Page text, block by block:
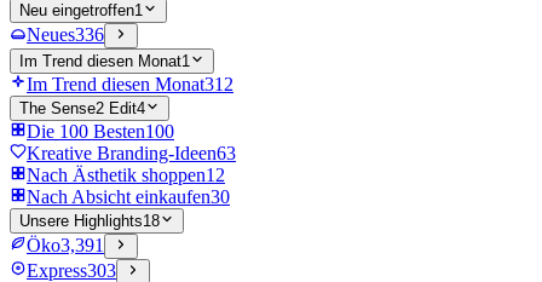
Neu eingetroffen1
Neues336
Im Trend diesen Monat1
Im Trend diesen Monat312
The Sense2 Edit4
Die 100 Besten100
Kreative Branding-Ideen63
Nach Ästhetik shoppen12
Nach Absicht einkaufen30
Unsere Highlights18
Öko3,391
Express303